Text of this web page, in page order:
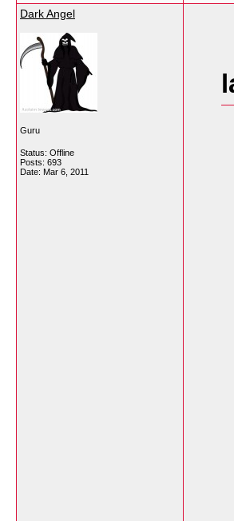
Dark Angel
Guru
Status: Offline
Posts: 693
Date: Mar 6, 2011